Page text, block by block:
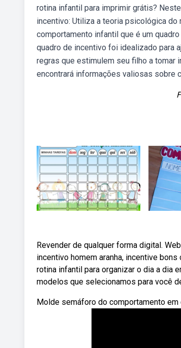
rotina infantil para imprimir grátis?
incentivo: Utiliza a teoria psicológica
comportamento infantil que é um
quadro de incentivo foi idealizado para
regras que estimulem seu filho a tomar
encontrará informações valiosas sobre
Revender de qualquer forma digital.
incentivo homem aranha, incentive
rotina infantil para organizar o dia a dia
modelos que selecionamos para você
Molde semáforo do comportamento em